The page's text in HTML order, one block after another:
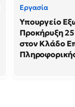
Εργασία
Υπουργείο
Προκήρυξη
στον Κλάδο